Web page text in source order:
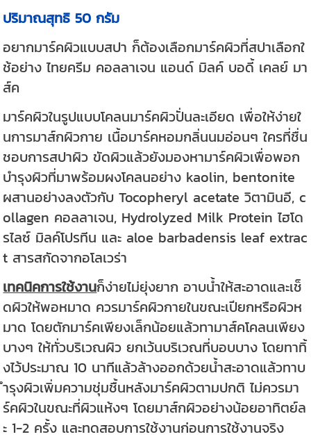
ปริมาณสุทธิ 50 กรัม
อยากมาร์คผิวแบบสปา ก็ต้องเลือกมาร์คผิวที่สปาเลือกใ
ช้อย่าง ไทยครีม คอลลาเจน แอนด์ มิลค์ บอดี้ เคลย์ มา
ส์ค
มาร์คผิวในรูปแบบโคลนมาร์คผิวปั่นละเอียด เพื่อให้ง่ายใ
นการมาส์กผิวกาย เนื้อมาร์คหอมกลิ่นนมอ่อนๆ ใครที่ชื่น
ชอบการสปาผิว ขัดผิวแล้วยังมองหามาร์คผิวเพื่อพอก
บำรุงผิวที่มาพร้อมผงโคลนอย่าง kaolin, bentonite
ผสานอย่างลงตัวกับ Tocopheryl acetate วิตามินอี, c
ollagen คอลลาเจน, Hydrolyzed Milk Protein ไฮโด
รไลซ์ มิลค์โปรทีน และ aloe barbadensis leaf extrac
t สารสกัดจากอโลเวร่า
เทคนิคการใช้งานก็ง่ายไม่ยุ่งยาก อาบน้ำให้สะอาดและเช็
ดผิวให้พอหมาด ควรมาร์คผิวกายในขณะเปียกหรือผิวห
มาด โดยตักมาร์คเพียงเล็กน้อยแล้วทามาส์คโคลนเพียง
บางๆ ให้ทั่วบริเวณผิว ยกเว้นบริเวณที่บอบบาง โดยทาทิ้
งไว้ประมาณ 10 นาทีแล้วล้างออกด้วยน้ำสะอาดแล้วทาบ
ำรุงผิวเพิ่มความชุ่มชื้นหลังมาร์คผิวตามปกติ ไม่ควรมา
ร์คผิวในขณะที่ผิวแห้งๆ โดยมาส์กผิวอย่างน้อยอาทิตย์ล
ะ 1-2 ครั้ง และทดสอบการใช้งานก่อนการใช้งานจริง